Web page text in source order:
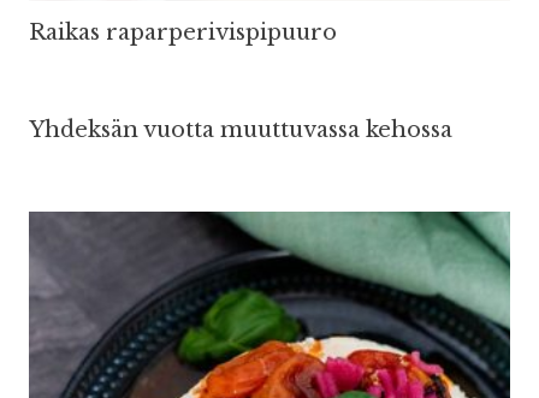
Raikas raparperivispipuuro
Yhdeksän vuotta muuttuvassa kehossa